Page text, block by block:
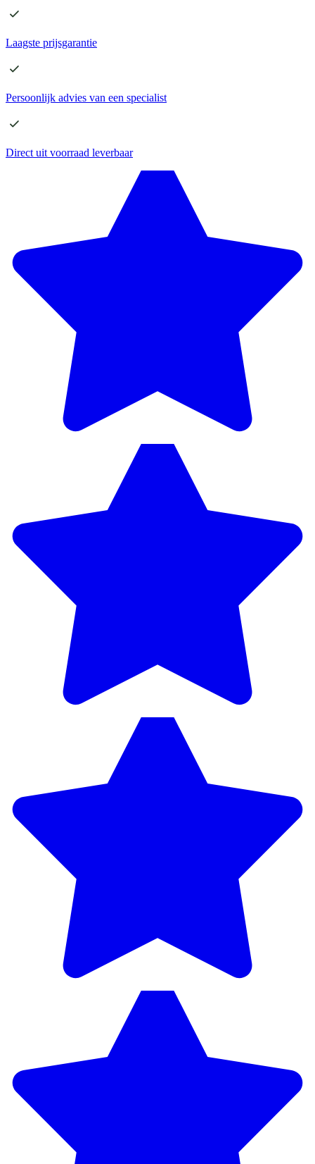
Laagste prijsgarantie
Persoonlijk advies van een specialist
Direct uit voorraad leverbaar